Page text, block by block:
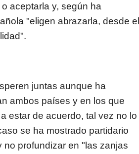
aceptarla y, según ha
"eligen abrazarla, desde el
juntas aunque ha
ambos países y en los que
estar de acuerdo, tal vez no lo
se ha mostrado partidario
profundizar en "las zanjas